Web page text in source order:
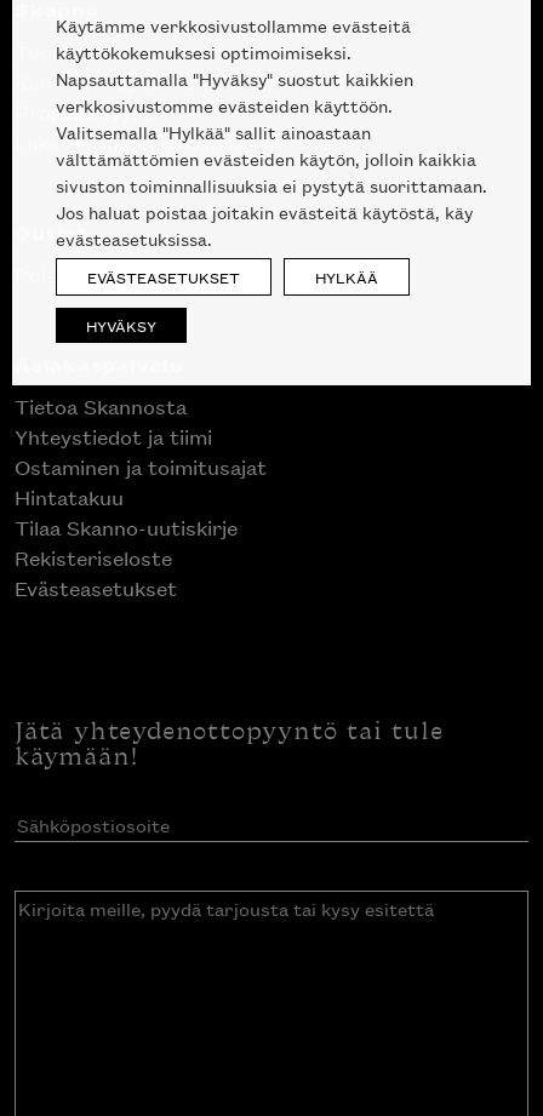
Tuotteet
Suunnittelupalvelu
Projektimyynti
Liike Helsingin keskustassa
Outlet
Poistuvat mallikappaleet
Tietoa Skannosta
Yhteystiedot ja tiimi
Ostaminen ja toimitusajat
Hintatakuu
Tilaa Skanno-uutiskirje
Rekisteriseloste
Evästeasetukset
Jätä yhteydenottopyyntö tai tule
käymään!
Sähköpostiosoite(Pakollinen)
Kirjoita
Käytämme verkkosivustollamme evästeitä
käyttökokemuksesi optimoimiseksi.
Napsauttamalla "Hyväksy" suostut kaikkien
verkkosivustomme evästeiden käyttöön.
Valitsemalla "Hylkää" sallit ainoastaan
välttämättömien evästeiden käytön, jolloin kaikkia
sivuston toiminnallisuuksia ei pystytä suorittamaan.
Jos haluat poistaa joitakin evästeitä käytöstä, käy
evästeasetuksissa.
EVÄSTEASETUKSET HYLKÄÄ
HYVÄKSY